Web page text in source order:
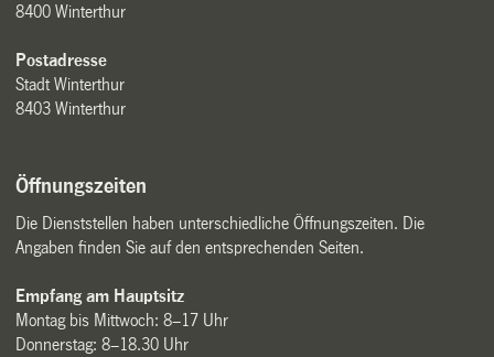
8400 Winterthur
Postadresse
Stadt Winterthur
8403 Winterthur
Öffnungszeiten
Die Dienststellen haben unterschiedliche Öffnungszeiten. Die
Angaben finden Sie auf den entsprechenden Seiten.
Empfang am Hauptsitz
Montag bis Mittwoch: 8–17 Uhr
Donnerstag: 8–18.30 Uhr